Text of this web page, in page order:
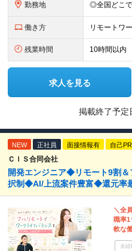
勤務地
働き方 リモートワ
残業時間 10時間以内
求人を見る
掲載終了予定
NEW 正社員 面接情報有 自己
ＣＩＳ合同会社
開発エンジニア◆リモート9割
択制◆AI/上流案件豊富◆還元率
＼全
職率
軟な
未経